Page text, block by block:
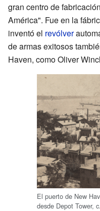
gran centro de
América". Fue en la
inventó el revólver
de armas exitosos
Haven, como Oliver
El puerto de New
desde Depot Tower,